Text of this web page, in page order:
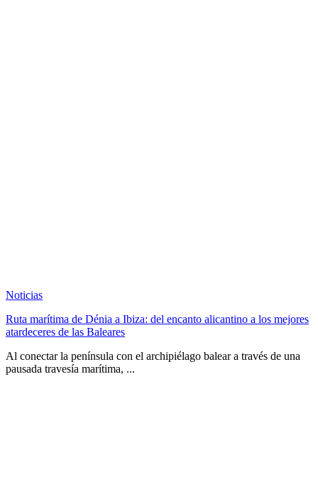
Noticias
Ruta marítima de Dénia a Ibiza: del encanto alicantino a los mejores
atardeceres de las Baleares
Al conectar la península con el archipiélago balear a través de una
pausada travesía marítima, ...